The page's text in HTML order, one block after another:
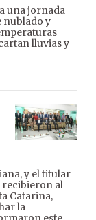
una jornada
nublado y
lluvias y
y el titular
recibieron al
Catarina,
la